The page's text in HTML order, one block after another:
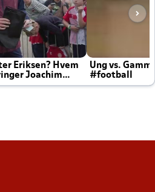
Eriksen? Hvem
Joachim
Ung vs.
#football